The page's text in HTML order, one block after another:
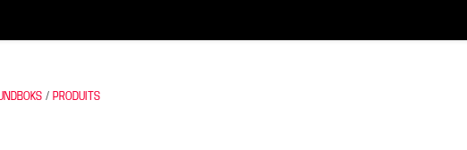
PRODUITS